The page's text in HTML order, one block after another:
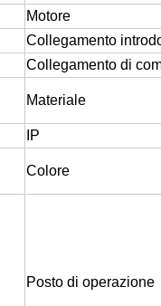
Motore
Collegamento
Collegamento di
Materiale
IP
Colore
Posto di operazione